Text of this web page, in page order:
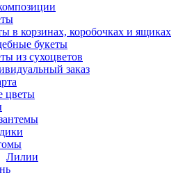
в корзинах, коробочках и ящиках
букеты
из сухоцветов
заказ
цветы
Лилии